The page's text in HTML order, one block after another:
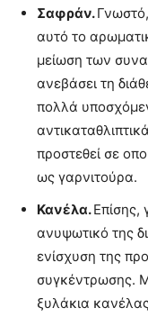
Σαφράν.
αυτό το
μείωση των
ανεβάσει τη
πολλά
προστεθεί σε
ως γαρνιτούρα.
Κανέλα.Επίσης,
ανυψωτικό της
ενίσχυση της
συγκέντρωσης.
ξυλάκια